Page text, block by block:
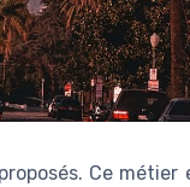
Ce métier